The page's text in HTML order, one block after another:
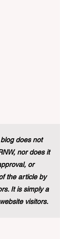
does not
nor does it
or
the article by
It is simply a
visitors.